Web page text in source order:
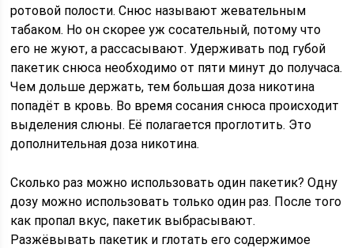
ротовой полости. Снюс называют жевательным
табаком. Но он скорее уж сосательный, потому что
его не жуют, а рассасывают. Удерживать под губой
пакетик снюса необходимо от пяти минут до получаса.
Чем дольше держать, тем большая доза никотина
попадёт в кровь. Во время сосания снюса происходит
выделения слюны. Её полагается проглотить. Это
дополнительная доза никотина.
Сколько раз можно использовать один пакетик? Одну
дозу можно использовать только один раз. После того
как пропал вкус, пакетик выбрасывают.
Разжёвывать пакетик и глотать его содержимое